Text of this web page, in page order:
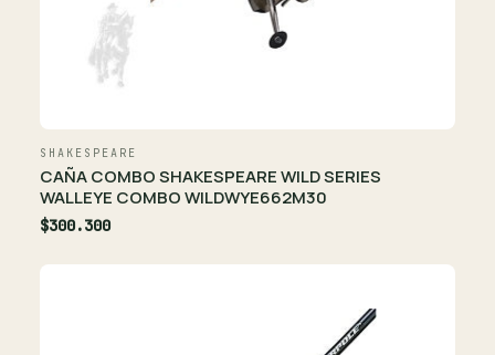
SHAKESPEARE
CAÑA COMBO SHAKESPEARE WILD SERIES
WALLEYE COMBO WILDWYE662M30
$300.300